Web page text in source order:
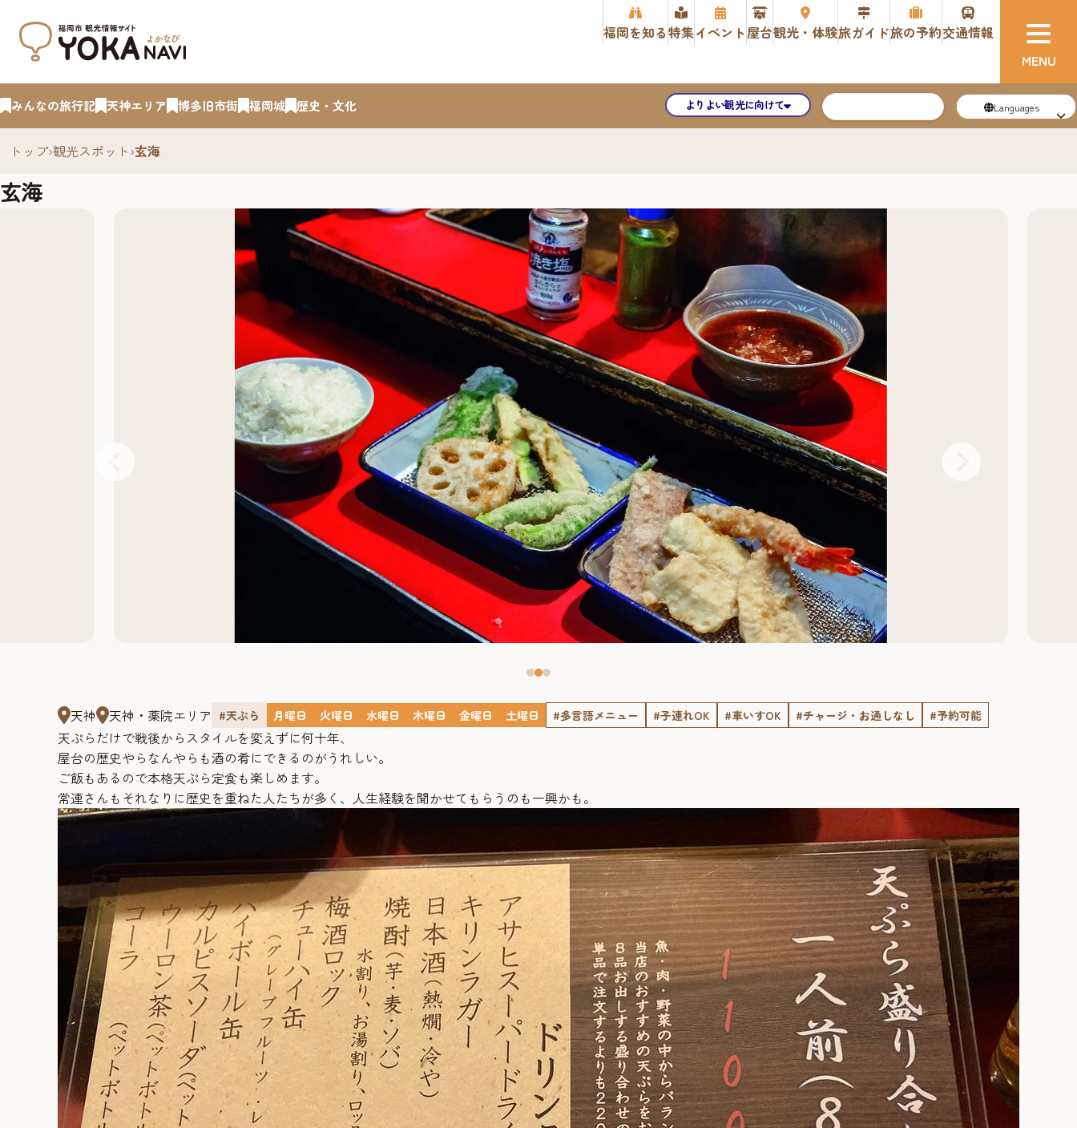
福岡を知る特集イベント屋台観光・体験旅ガイド旅の予約交通情報
みんなの旅行記 天神エリア 博多旧市街 福岡城 歴史・文化 よりよい観光に向けて Languages
トップ›観光スポット›玄海
玄海
天神 天神・薬院エリア #天ぷら 月曜日 火曜日 水曜日 木曜日 金曜日 土曜日 #多言語メニュー #子連れOK #車いすOK #チャージ・お通しなし #予約可能
天ぷらだけで戦後からスタイルを変えずに何十年、
屋台の歴史やらなんやらも酒の肴にできるのがうれしい。
ご飯もあるので本格天ぷら定食も楽しめます。
常連さんもそれなりに歴史を重ねた人たちが多く、人生経験を聞かせてもらうのも一興かも。